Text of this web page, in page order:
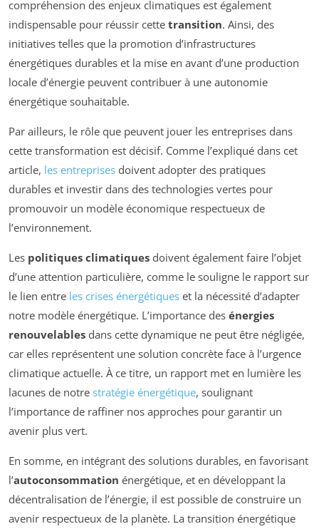
compréhension des enjeux climatiques est également
indispensable pour réussir cette transition. Ainsi, des
initiatives telles que la promotion d’infrastructures
énergétiques durables et la mise en avant d’une production
locale d’énergie peuvent contribuer à une autonomie
énergétique souhaitable.
Par ailleurs, le rôle que peuvent jouer les entreprises dans
cette transformation est décisif. Comme l’expliqué dans cet
article, les entreprises doivent adopter des pratiques
durables et investir dans des technologies vertes pour
promouvoir un modèle économique respectueux de
l’environnement.
Les politiques climatiques doivent également faire l’objet
d’une attention particulière, comme le souligne le rapport sur
le lien entre les crises énergétiques et la nécessité d’adapter
notre modèle énergétique. L’importance des énergies
renouvelables dans cette dynamique ne peut être négligée,
car elles représentent une solution concrète face à l’urgence
climatique actuelle. À ce titre, un rapport met en lumière les
lacunes de notre stratégie énergétique, soulignant
l’importance de raffiner nos approches pour garantir un
avenir plus vert.
En somme, en intégrant des solutions durables, en favorisant
l’autoconsommation énergétique, et en développant la
décentralisation de l’énergie, il est possible de construire un
avenir respectueux de la planète. La transition énergétique